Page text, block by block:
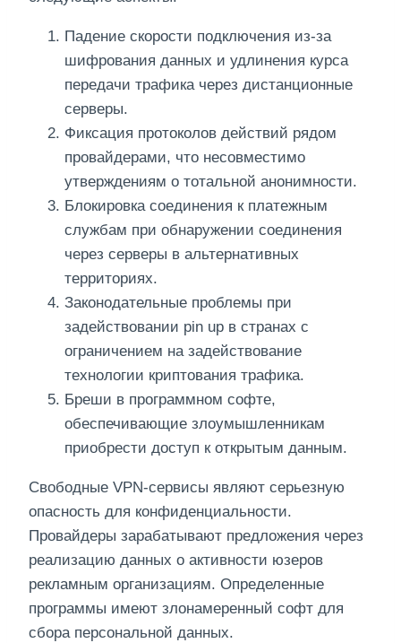
Падение скорости подключения из-за
шифрования данных и удлинения курса
передачи трафика через дистанционные
серверы.
Фиксация протоколов действий рядом
провайдерами, что несовместимо
утверждениям о тотальной анонимности.
Блокировка соединения к платежным
службам при обнаружении соединения
через серверы в альтернативных
территориях.
Законодательные проблемы при
задействовании pin up в странах с
ограничением на задействование
технологии криптования трафика.
Бреши в программном софте,
обеспечивающие злоумышленникам
приобрести доступ к открытым данным.
Свободные VPN-сервисы являют серьезную
опасность для конфиденциальности.
Провайдеры зарабатывают предложения через
реализацию данных о активности юзеров
рекламным организациям. Определенные
программы имеют злонамеренный софт для
сбора персональной данных.